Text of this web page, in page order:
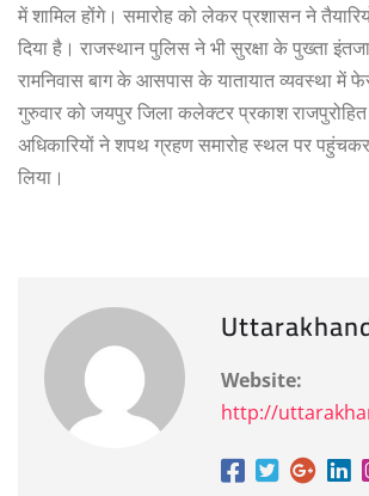
में शामिल होंगे। समारोह को लेकर प्रशासन ने
दिया है। राजस्थान पुलिस ने भी सुरक्षा के पुख्ता
रामनिवास बाग के आसपास के यातायात व्यवस्था में
गुरुवार को जयपुर जिला कलेक्टर प्रकाश
अधिकारियों ने शपथ ग्रहण समारोह स्थल पर पहुंचकर
लिया।
Website:
http://